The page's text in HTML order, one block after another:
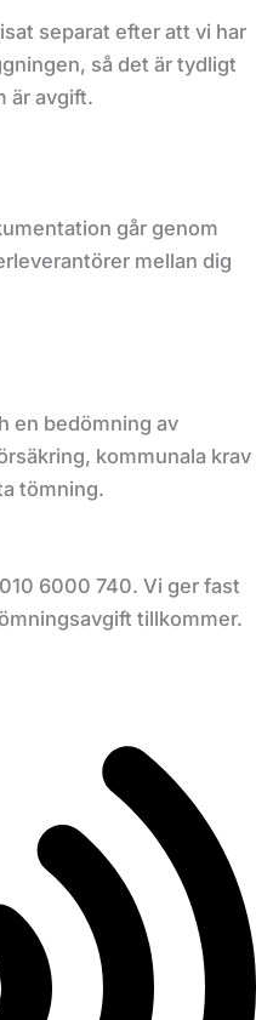
separat efter att vi har
så det är tydligt
är avgift.
går genom
mellan dig
en bedömning av
kommunala krav
tömning.
6000 740. Vi ger fast
tillkommer.